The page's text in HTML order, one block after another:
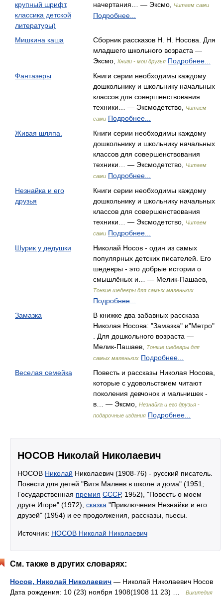
крупный шрифт,
классика детской
литературы)
начертания… — Эксмо,
Читаем сами
Подробнее...
Мишкина каша
Сборник рассказов Н. Н. Носова. Для
младшего школьного возраста —
Эксмо,
Книги - мои друзья Подробнее...
Фантазеры
Книги серии необходимы каждому
дошкольнику и школьнику начальных
классов для совершенствования
техники… — Эксмодетство,
Читаем
сами Подробнее...
Живая шляпа.
Книги серии необходимы каждому
дошкольнику и школьнику начальных
классов для совершенствования
техники… — Эксмодетство,
Читаем
сами Подробнее...
Незнайка и его
друзья
Книги серии необходимы каждому
дошкольнику и школьнику начальных
классов для совершенствования
техники… — Эксмодетство,
Читаем
сами Подробнее...
Шурик у дедушки
Николай Носов - один из самых
популярных детских писателей. Его
шедевры - это добрые истории о
смышлёных и… — Мелик-Пашаев,
Тонкие шедевры для самых маленьких
Подробнее...
Замазка
В книжке два забавных рассказа
Николая Носова: "Замазка" и"Метро"
. Для дошкольного возраста —
Мелик-Пашаев,
Тонкие шедевры для
самых маленьких Подробнее...
Веселая семейка
Повесть и рассказы Николая Носова,
которые с удовольствием читают
поколения девчонок и мальчишек -
в… — Эксмо,
Незнайка и его друзья -
подарочные издания Подробнее...
НОСОВ Николай Николаевич
НОСОВ Николай Николаевич (1908-76) - русский писатель.
Повести для детей "Витя Малеев в школе и дома" (1951;
Государственная премия СССР, 1952), "Повесть о моем
друге Игоре" (1972), сказка "Приключения Незнайки и его
друзей" (1954) и ее продолжения, рассказы, пьесы.
Источник: НОСОВ Николай Николаевич
См. также в других словарях:
Носов, Николай Николаевич — Николай Николаевич Носов
Дата рождения: 10 (23) ноября 1908(1908 11 23) …
Википедия